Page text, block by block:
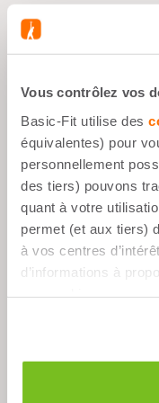
Vous contrôlez vos
Basic-Fit utilise des
équivalentes) pour
personnellement
des tiers) pouvons
quant à votre
permet (et aux tiers)
à vos centres
d’informations à
Avantages
À tout
1 comprimé
Description